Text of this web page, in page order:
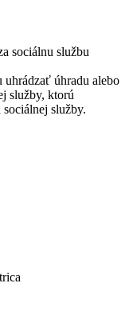
sociálnu službu
uhrádzať úhradu alebo
služby, ktorú
služby.